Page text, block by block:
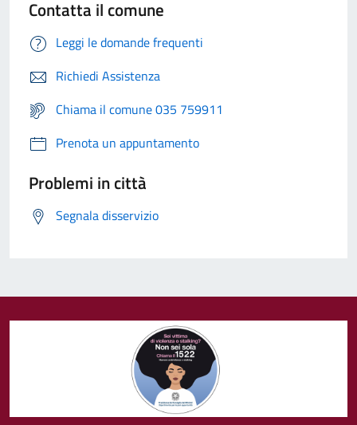
Contatta il comune
Leggi le domande frequenti
Richiedi Assistenza
Chiama il comune 035 759911
Prenota un appuntamento
Problemi in città
Segnala disservizio